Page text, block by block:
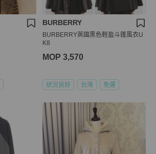
BURBERRY
BURBERRY英國黑色輕盈斗篷風衣U
K8
MOP 3,570
狀況良好 台灣 免運